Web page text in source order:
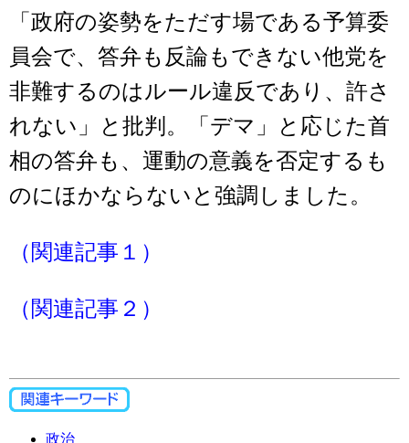
「政府の姿勢をただす場である予算委
員会で、答弁も反論もできない他党を
非難するのはルール違反であり、許さ
れない」と批判。「デマ」と応じた首
相の答弁も、運動の意義を否定するも
のにほかならないと強調しました。
（関連記事１）
（関連記事２）
政治